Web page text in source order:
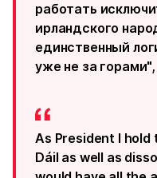
работать
ирландского
единственный
уже не за
As President I
Dáil as well as